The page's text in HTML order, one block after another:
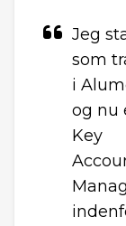
Jeg
som
i
og nu
Key